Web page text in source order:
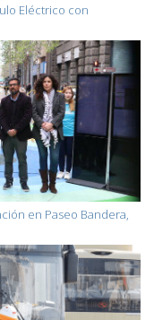
Eléctrico con
en Paseo Bandera,